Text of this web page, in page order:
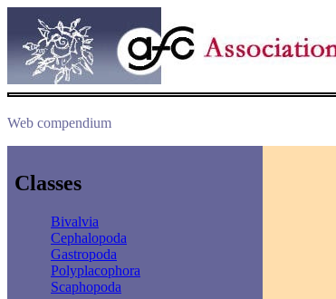
Web compendium
Classes
Bivalvia
Cephalopoda
Gastropoda
Polyplacophora
Scaphopoda